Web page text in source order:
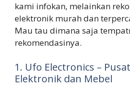
kami infokan, melainkan
elektronik murah dan
Mau tau dimana saja
rekomendasinya.
1. Ufo Electronics –
Elektronik dan Mebel